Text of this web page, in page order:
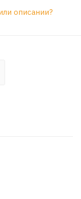
описании?